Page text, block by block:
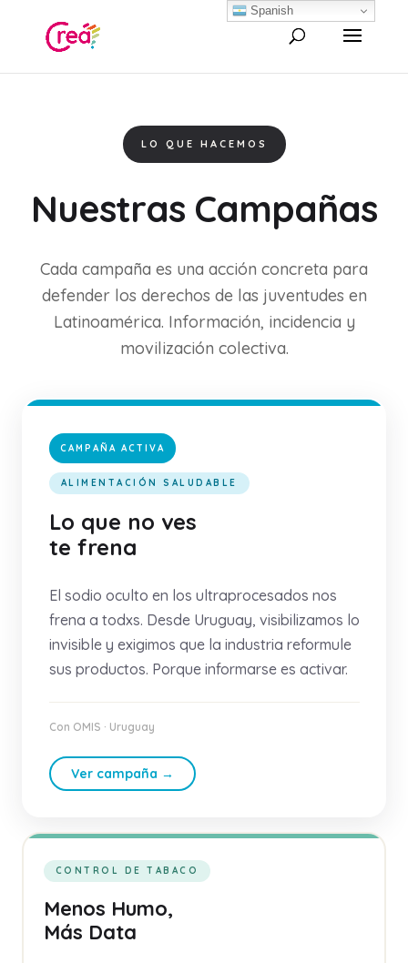
LO QUE HACEMOS
Nuestras Campañas
Cada campaña es una acción concreta para
defender los derechos de las juventudes en
Latinoamérica. Información, incidencia y
movilización colectiva.
CAMPAÑA ACTIVA
ALIMENTACIÓN SALUDABLE
Lo que no ves
te frena
El sodio oculto en los ultraprocesados nos
frena a todxs. Desde Uruguay, visibilizamos lo
invisible y exigimos que la industria reformule
sus productos. Porque informarse es activar.
Con OMIS · Uruguay
Ver campaña →
CONTROL DE TABACO
Menos Humo,
Más Data
Spanish